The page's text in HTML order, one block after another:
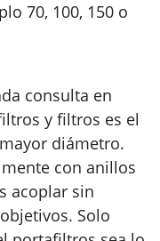
70, 100, 150 o
consulta en
y filtros es el
diámetro.
con anillos
acoplar sin
Solo